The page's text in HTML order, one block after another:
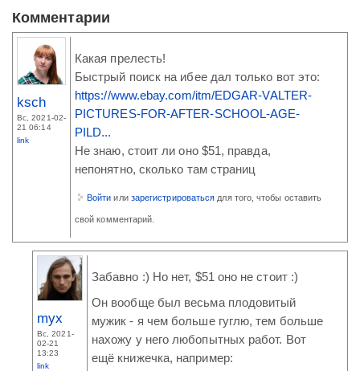
Комментарии
ksch
Вс, 2021-02-
21 06:14
link
Какая прелесть!
Быстрый поиск на ибее дал только вот это:
https://www.ebay.com/itm/EDGAR-VALTER-
PICTURES-FOR-AFTER-SCHOOL-AGE-
PILD...
Не знаю, стоит ли оно $51, правда,
непонятно, сколько там страниц
Войти или зарегистрироваться для того, чтобы оставить
свой комментарий.
myx
Вс, 2021-
02-21
13:23
link
Забавно :) Но нет, $51 оно не стоит :)
Он вообще был весьма плодовитый
мужик - я чем больше гуглю, тем больше
нахожу у него любопытных работ. Вот
ещё книжечка, например: